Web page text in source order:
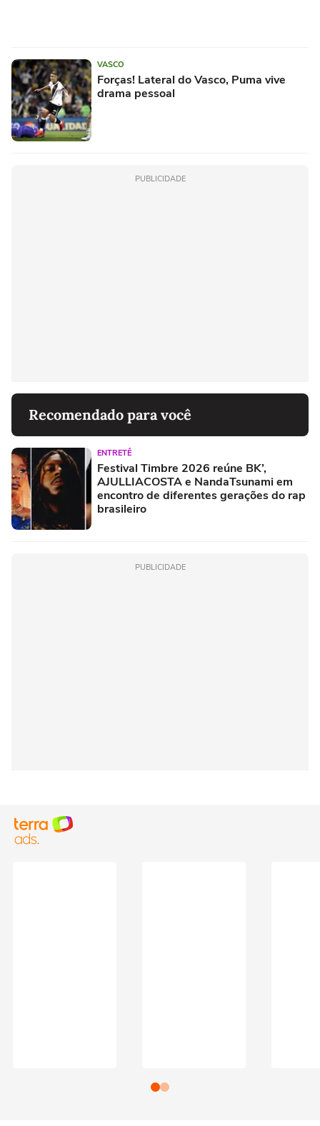
VASCO
Forças! Lateral do Vasco, Puma vive
drama pessoal
PUBLICIDADE
Recomendado para você
ENTRETÊ
Festival Timbre 2026 reúne BK’,
AJULLIACOSTA e NandaTsunami em
encontro de diferentes gerações do rap
brasileiro
PUBLICIDADE